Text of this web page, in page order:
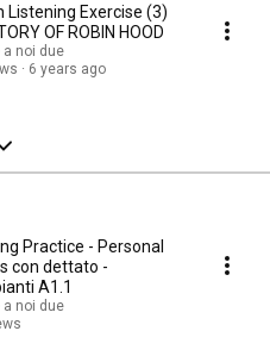
Listening Exercise (3)
OF ROBIN HOOD
a noi due
6 years ago
Practice - Personal
con dettato -
A1.1
a noi due